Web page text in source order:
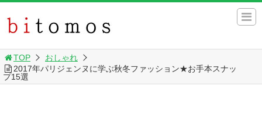
TOP
おしゃれ
2017年パリジェンヌに学ぶ秋冬ファッション★お手本スナッ
プ15選